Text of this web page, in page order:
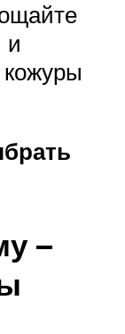
и
кожуры
–